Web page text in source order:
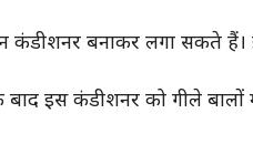
बनाकर लगा सकते हैं।
इस कंडीशनर को गीले